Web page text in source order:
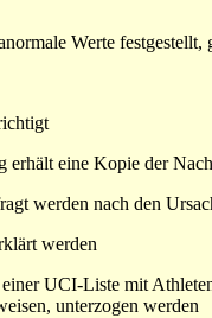
Werte
erhält eine Kopie der
werden nach den
werden
einer UCI-Liste mit
unterzogen werden